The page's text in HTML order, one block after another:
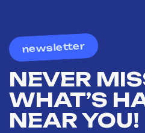
newsletter
NEVER
WHAT’S
NEAR YOU!